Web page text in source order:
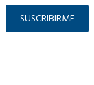
SUSCRIBIRME